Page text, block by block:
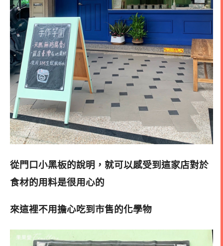
從門口小黑板的說明，就可以感受到這家店對於
食材的用料是很用心的
來這裡不用擔心吃到市售的化學物